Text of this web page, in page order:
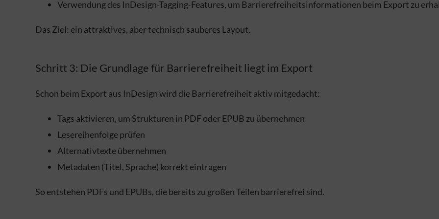
Verwendung des InDesign-Tagging-Features, um Barrierefreiheitsinformationen beim Export zu
Das Ziel: ein attraktives, aber technisch sauberes Layout.
Schritt 3: Die Grundlage für Barrierefreiheit liegt im Export
Schon beim Export aus InDesign wird die Barrierefreiheit aktiv mitgedacht:
Tags aktivieren, um Strukturen in PDF oder EPUB zu übernehmen
Lesereihenfolge prüfen
Alternativtexte übernehmen
Metadaten (Titel, Sprache) korrekt eintragen
So entstehen PDFs und EPUBs, die bereits zu großen Teilen barrierefrei sind.